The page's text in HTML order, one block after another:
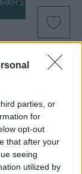
parties, or
for
opt-out
that after your
seeing
utilized by
ΣΤΟ ΚΑΛΆΘΙ